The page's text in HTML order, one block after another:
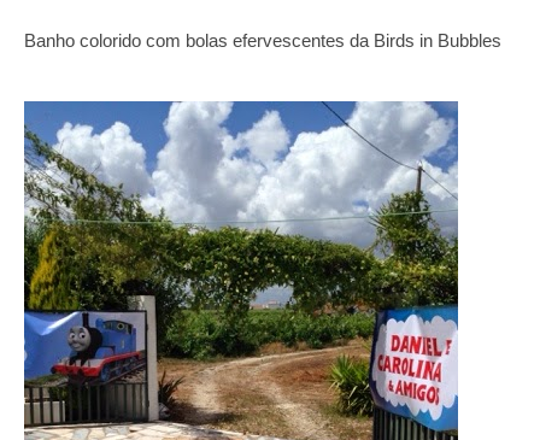
Banho colorido com bolas efervescentes da Birds in Bubbles